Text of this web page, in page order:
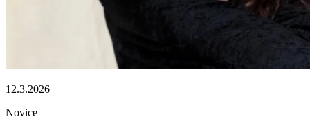
12.3.2026
Novice